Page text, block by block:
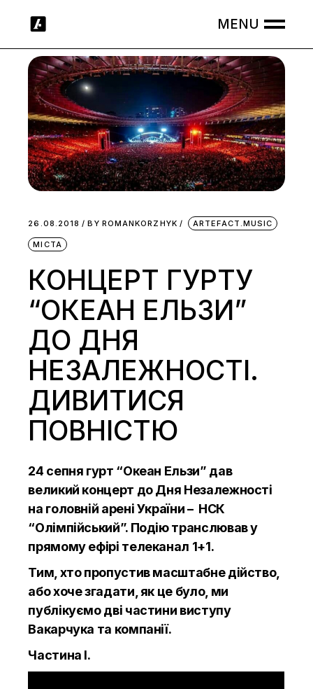
26.08.2018 BY ROMANKORZHYK ARTEFACT.MUSIC
МІСТА
КОНЦЕРТ ГУРТУ
“ОКЕАН ЕЛЬЗИ”
ДО ДНЯ
НЕЗАЛЕЖНОСТІ.
ДИВИТИСЯ
ПОВНІСТЮ
24 сепня гурт “Океан Ельзи” дав
великий концерт до Дня Незалежності
на головній арені України – НСК
“Олімпійський”. Подію транслював у
прямому ефірі телеканал 1+1.
Тим, хто пропустив масштабне дійство,
або хоче згадати, як це було, ми
публікуємо дві частини виступу
Вакарчука та компанії.
Частина І.